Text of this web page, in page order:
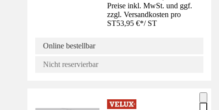
Preise inkl. MwSt. und ggf.
zzgl. Versandkosten pro
ST53,95 €*/ ST
Online bestellbar
Nicht reservierbar